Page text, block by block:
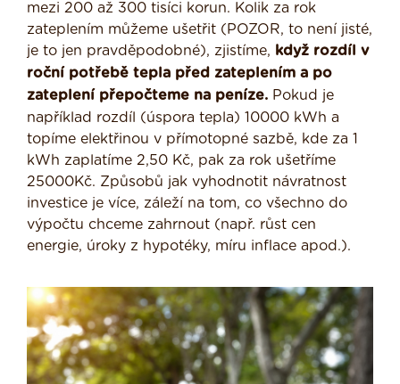
mezi 200 až 300 tisíci korun. Kolik za rok
zateplením můžeme ušetřit (POZOR, to není jisté,
je to jen pravděpodobné), zjistíme, když rozdíl v
roční potřebě tepla před zateplením a po
zateplení přepočteme na peníze. Pokud je
například rozdíl (úspora tepla) 10000 kWh a
topíme elektřinou v přímotopné sazbě, kde za 1
kWh zaplatíme 2,50 Kč, pak za rok ušetříme
25000Kč. Způsobů jak vyhodnotit návratnost
investice je více, záleží na tom, co všechno do
výpočtu chceme zahrnout (např. růst cen
energie, úroky z hypotéky, míru inflace apod.).